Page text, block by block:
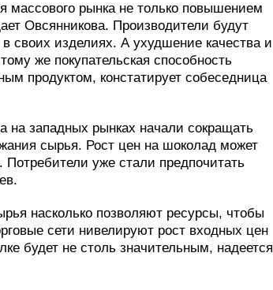
массового рынка не только повышением
Овсянникова. Производители будут
своих изделиях. А ухудшение качества и
же покупательская способность
продуктом, констатирует собеседница
на западных рынках начали сокращать
сырья. Рост цен на шоколад может
уже стали предпочитать
насколько позволяют ресурсы, чтобы
сети нивелируют рост входных цен
будет не столь значительным, надеется